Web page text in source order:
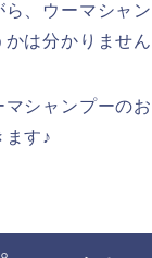
、ウーマシャ
は分かりません
シャンプーの
ます♪